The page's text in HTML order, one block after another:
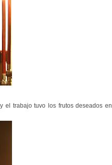
el trabajo tuvo los frutos deseados en